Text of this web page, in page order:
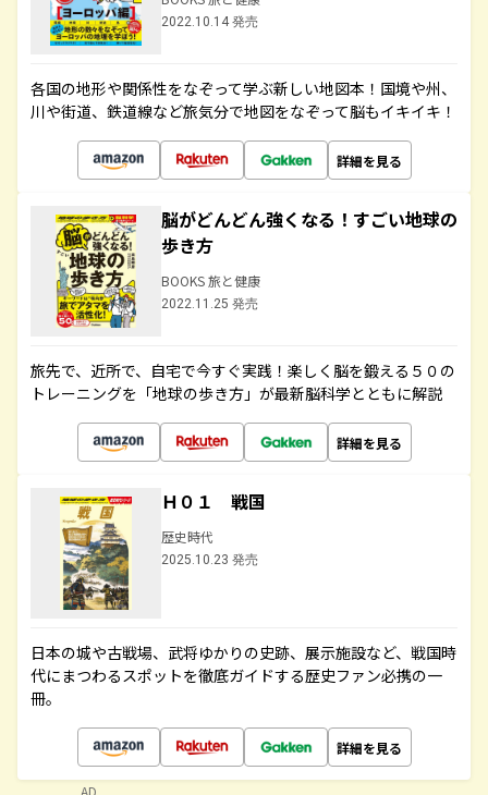
2022.10.14 発売
各国の地形や関係性をなぞって学ぶ新しい地図本！国境や州、
川や街道、鉄道線など旅気分で地図をなぞって脳もイキイキ！
詳細を見る
脳がどんどん強くなる！すごい地球の
歩き方
BOOKS 旅と健康
2022.11.25 発売
旅先で、近所で、自宅で今すぐ実践！楽しく脳を鍛える５０の
トレーニングを「地球の歩き方」が最新脳科学とともに解説
詳細を見る
Ｈ０１ 戦国
歴史時代
2025.10.23 発売
日本の城や古戦場、武将ゆかりの史跡、展示施設など、戦国時
代にまつわるスポットを徹底ガイドする歴史ファン必携の一
冊。
詳細を見る
AD